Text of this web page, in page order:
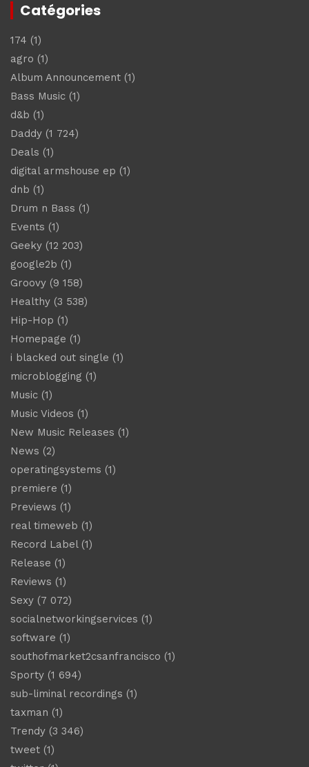
Catégories
174 (1)
agro (1)
Album Announcement (1)
Bass Music (1)
d&b (1)
Daddy (1 724)
Deals (1)
digital armshouse ep (1)
dnb (1)
Drum n Bass (1)
Events (1)
Geeky (12 203)
google2b (1)
Groovy (9 158)
Healthy (3 538)
Hip-Hop (1)
Homepage (1)
i blacked out single (1)
microblogging (1)
Music (1)
Music Videos (1)
New Music Releases (1)
News (2)
operatingsystems (1)
premiere (1)
Previews (1)
real timeweb (1)
Record Label(1)
Release (1)
Reviews (1)
Sexy (7 072)
socialnetworkingservices (1)
software (1)
southofmarket2csanfrancisco (1)
Sporty (1 694)
sub-liminal recordings (1)
taxman (1)
Trendy (3 346)
tweet (1)